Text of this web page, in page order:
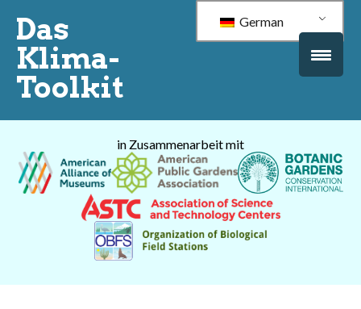
Das
Klima-
Toolkit
German
in Zusammenarbeit mit